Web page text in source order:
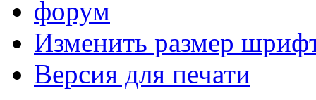
Изменить размер
Версия для печати